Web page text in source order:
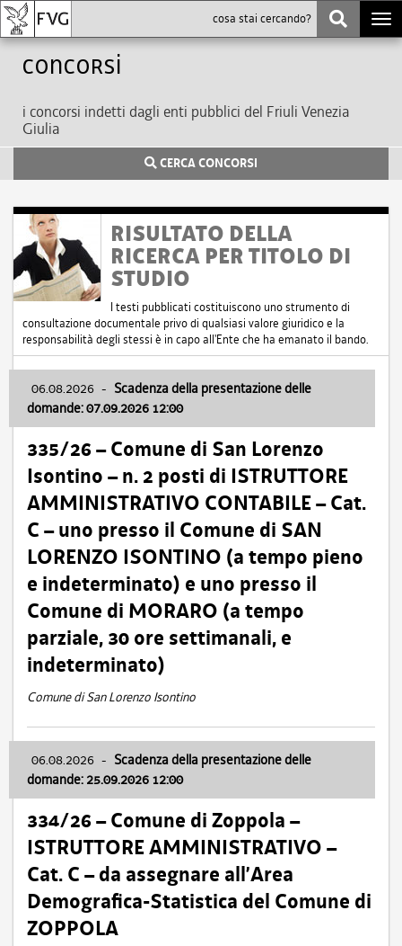
Concorsi
i concorsi indetti dagli enti pubblici del Friuli Venezia
Giulia
CERCA CONCORSI
RISULTATO DELLA
RICERCA PER TITOLO DI
STUDIO
I testi pubblicati costituiscono uno strumento di
consultazione documentale privo di qualsiasi valore giuridico e la
responsabilità degli stessi è in capo all'Ente che ha emanato il bando.
06.08.2026 - Scadenza della presentazione delle
domande: 07.09.2026 12:00
335/26 – Comune di San Lorenzo
Isontino – n. 2 posti di ISTRUTTORE
AMMINISTRATIVO CONTABILE – Cat.
C – uno presso il Comune di SAN
LORENZO ISONTINO (a tempo pieno
e indeterminato) e uno presso il
Comune di MORARO (a tempo
parziale, 30 ore settimanali, e
indeterminato)
Comune di San Lorenzo Isontino
06.08.2026 - Scadenza della presentazione delle
domande: 25.09.2026 12:00
334/26 – Comune di Zoppola –
ISTRUTTORE AMMINISTRATIVO –
Cat. C – da assegnare all’Area
Demografica-Statistica del Comune di
ZOPPOLA